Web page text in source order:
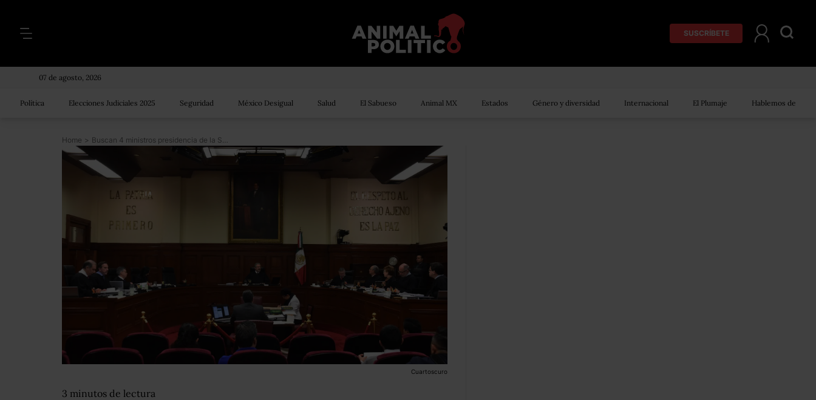
SUSCRÍBETE
07 de agosto, 2026
Política Elecciones Judiciales 2025 Seguridad México Desigual Salud El Sabueso Animal MX Estados Género y diversidad Internacional El Plumaje Hablemos de
Home > Buscan 4 ministros presidencia de la SCJN; aspirantes reconocen nepotismo y derroche
Cuartoscuro
3 minutos de lectura